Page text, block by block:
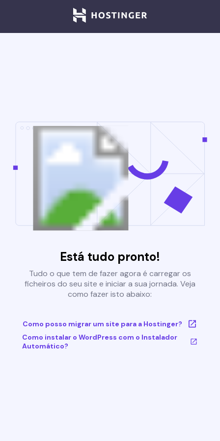
Está tudo pronto!
Tudo o que tem de fazer agora é carregar os
ficheiros do seu site e iniciar a sua jornada. Veja
como fazer isto abaixo:
Como posso migrar um site para a Hostinger?
Como instalar o WordPress com o Instalador
Automático?